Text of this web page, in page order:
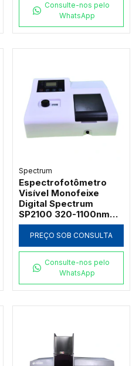
Consulte-nos pelo
WhatsApp
Spectrum
Espectrofotômetro
Visível Monofeixe
Digital Spectrum
SP2100 320-1100nm
com Suporte 4
Cubetas de 50mm e
Software PC
PREÇO SOB CONSULTA
Consulte-nos pelo
WhatsApp